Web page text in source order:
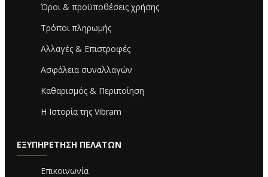
Όροι & προϋποθέσεις χρήσης
Τρόποι πληρωμής
Αλλαγές & Επιστροφές
Ασφάλεια συναλλαγών
Καθαρισμός & Περιποίηση
Η Ιστορία της Vibram
ΕΞΥΠΗΡΈΤΗΣΗ ΠΕΛΑΤΏΝ
Επικοινωνία